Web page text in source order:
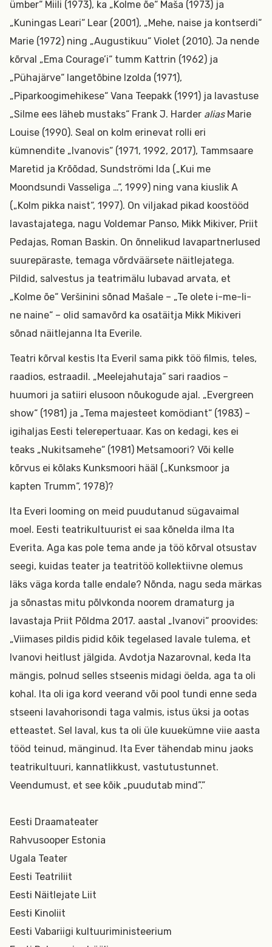
ümber“ Miili (1973), ka „Kolme õe“ Maša (1973) ja
„Kuningas Leari“ Lear (2001), „Mehe, naise ja kontserdi“
Marie (1972) ning „Augustikuu“ Violet (2010). Ja nende
kõrval „Ema Courage’i“ tumm Kattrin (1962) ja
„Pühajärve“ langetõbine Izolda (1971),
„Piparkoogimehikese“ Vana Teepakk (1991) ja lavastuse
„Silme ees läheb mustaks“ Frank J. Harder aliasMarie
Louise (1990). Seal on kolm erinevat rolli eri
kümnendite „Ivanovis“ (1971, 1992, 2017), Tammsaare
Maretid ja Krõõdad, Sundströmi Ida („Kui me
Moondsundi Vasseliga …“, 1999) ning vana kiuslik A
(„Kolm pikka naist“, 1997). On viljakad pikad koostööd
lavastajatega, nagu Voldemar Panso, Mikk Mikiver, Priit
Pedajas, Roman Baskin. On õnnelikud lavapartnerlused
suurepäraste, temaga võrdväärsete näitlejatega.
Pildid, salvestus ja teatrimälu lubavad arvata, et
„Kolme õe“ Veršinini sõnad Mašale – „Te olete i-me-li-
ne naine“ – olid samavõrd ka osatäitja Mikk Mikiveri
sõnad näitlejanna Ita Everile.
Teatri kõrval kestis Ita Everil sama pikk töö filmis, teles,
raadios, estraadil. „Meelejahutaja“ sari raadios –
huumori ja satiiri elusoon nõukogude ajal. „Evergreen
show“ (1981) ja „Tema majesteet komödiant“ (1983) –
igihaljas Eesti telerepertuaar. Kas on kedagi, kes ei
teaks „Nukitsamehe“ (1981) Metsamoori? Või kelle
kõrvus ei kõlaks Kunksmoori hääl („Kunksmoor ja
kapten Trumm“, 1978)?
Ita Everi looming on meid puudutanud sügavaimal
moel. Eesti teatrikultuurist ei saa kõnelda ilma Ita
Everita. Aga kas pole tema ande ja töö kõrval otsustav
seegi, kuidas teater ja teatritöö kollektiivne olemus
läks väga korda talle endale? Nõnda, nagu seda märkas
ja sõnastas mitu põlvkonda noorem dramaturg ja
lavastaja Priit Põldma 2017. aastal „Ivanovi“ proovides:
„Viimases pildis pidid kõik tegelased lavale tulema, et
Ivanovi heitlust jälgida. Avdotja Nazarovnal, keda Ita
mängis, polnud selles stseenis midagi öelda, aga ta oli
kohal. Ita oli iga kord veerand või pool tundi enne seda
stseeni lavahorisondi taga valmis, istus üksi ja ootas
etteastet. Sel laval, kus ta oli üle kuuekümne viie aasta
tööd teinud, mänginud. Ita Ever tähendab minu jaoks
teatrikultuuri, kannatlikkust, vastutustunnet.
Veendumust, et see kõik „puudutab mind”.”
Eesti Draamateater
Rahvusooper Estonia
Ugala Teater
Eesti Teatriliit
Eesti Näitlejate Liit
Eesti Kinoliit
Eesti Vabariigi kultuuriministeerium